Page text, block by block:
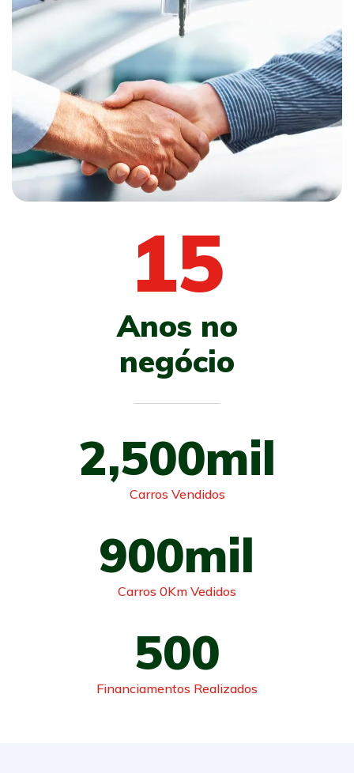
15
Anos no
negócio
2,500mil
Carros Vendidos
900mil
Carros 0Km Vedidos
500
Financiamentos Realizados